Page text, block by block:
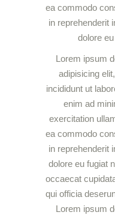
ea commodo
in reprehenderit
dolore
Lorem ipsum
adipisicing
incididunt ut
enim ad
exercitation
ea commodo
in reprehenderit
dolore eu fugiat
occaecat
qui officia
Lorem ipsum